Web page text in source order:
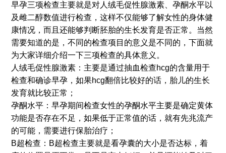
早孕三项检查主要就是对人绒毛促性腺激素、孕酮水平以
及雌二醇数值进行检查，这样不仅能够了解女性的身体健
康情况，而且还能够判断胚胎的生长发育是否正常。当然
需要知道的是，不同的检查项目的意义是不同的，下面就
为大家详细介绍一下三项检查的具体意义。
人绒毛促性腺激素：主要是通过抽血检查hcg的含量用于
检查和确诊早孕，如果hcg翻倍比较好的话，胎儿的生长
发育就比较正常；
孕酮水平：早孕期间检查女性的孕酮水平主要是确定黄体
功能是否存在不足，如果低于正常值的话，就有先兆流产
的可能，需要进行保胎治疗；
B超检查：B超检查主要就是看孕囊的大小是否达标，着